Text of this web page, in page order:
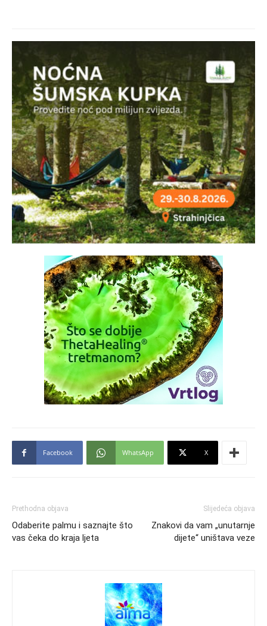
Facebook WhatsApp X
Prethodna objava
Odaberite palmu i saznajte što
vas čeka do kraja ljeta
Slijedeća objava
Znakovi da vam „unutarnje
dijete“ uništava veze